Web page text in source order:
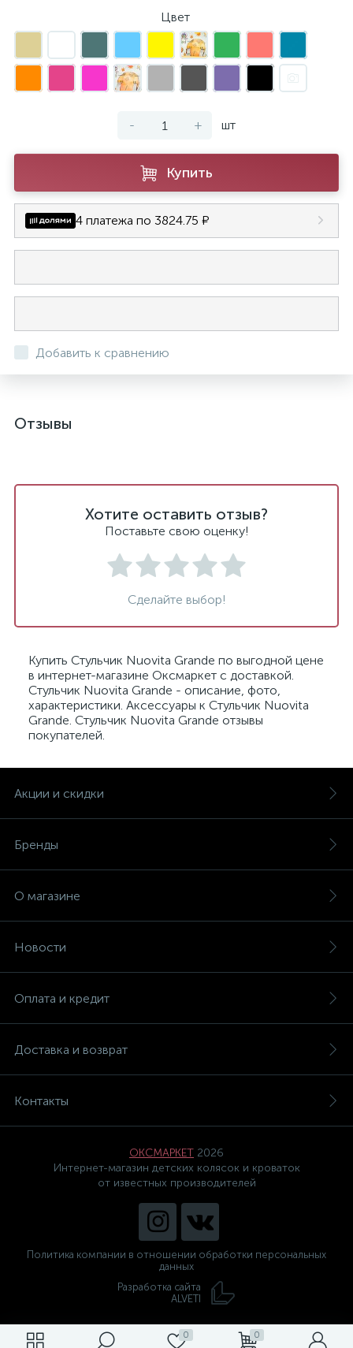
0 0
Цвет
- + шт
Купить
4 платежа по 3824.75 ₽
Добавить к сравнению
Отзывы
Хотите оставить отзыв?
Поставьте свою оценку!
Сделайте выбор!
Купить Стульчик Nuovita Grande по выгодной цене
в интернет-магазине Оксмаркет с доставкой.
Стульчик Nuovita Grande - описание, фото,
характеристики. Аксессуары к Стульчик Nuovita
Grande. Стульчик Nuovita Grande отзывы
покупателей.
Акции и скидки
Бренды
О магазине
Новости
Оплата и кредит
Доставка и возврат
Контакты
ОКСМАРКЕТ 2026
Интернет-магазин детских колясок и кроваток
от известных производителей
Политика компании в отношении обработки персональных
данных
Разработка сайта
ALVETI